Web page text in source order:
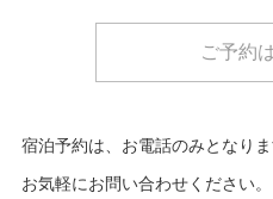
ご予約
宿泊予約は、お電話のみとなりま
お気軽にお問い合わせください。